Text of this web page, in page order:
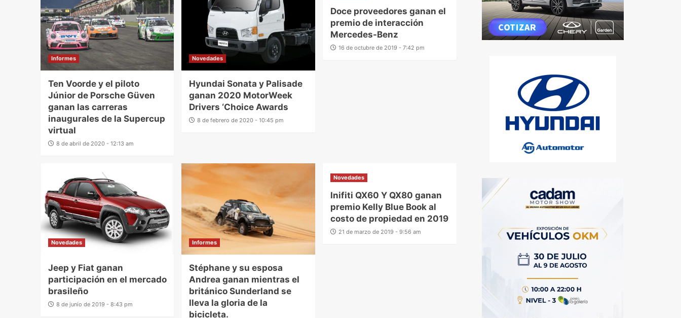
Informes
Ten Voorde y el piloto
Júnior de Porsche Güven
ganan las carreras
inaugurales de la Supercup
virtual
8 de abril de 2020 - 12:13 am
Novedades
Hyundai Sonata y Palisade
ganan 2020 MotorWeek
Drivers ‘Choice Awards
8 de febrero de 2020 - 10:45 pm
Doce proveedores ganan el
premio de interacción
Mercedes-Benz
16 de octubre de 2019 - 7:42 pm
Novedades
Jeep y Fiat ganan
participación en el mercado
brasileño
8 de junio de 2019 - 8:43 pm
Informes
Stéphane y su esposa
Andrea ganan mientras el
británico Sunderland se
lleva la gloria de la
bicicleta.
Novedades
Inifiti QX60 Y QX80 ganan
premio Kelly Blue Book al
costo de propiedad en 2019
21 de marzo de 2019 - 9:56 am